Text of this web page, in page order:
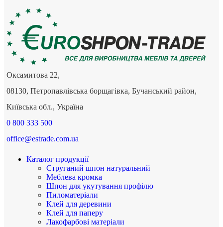
Оксамитова 22,
08130, Петропавлівська борщагівка, Бучанський район,
Київська обл., Україна
0 800 333 500
office@estrade.com.ua
Каталог продукції
Струганий шпон натуральний
Меблева кромка
Шпон для укутування профілю
Пиломатеріали
Клей для деревини
Клей для паперу
Лакофарбові матеріали